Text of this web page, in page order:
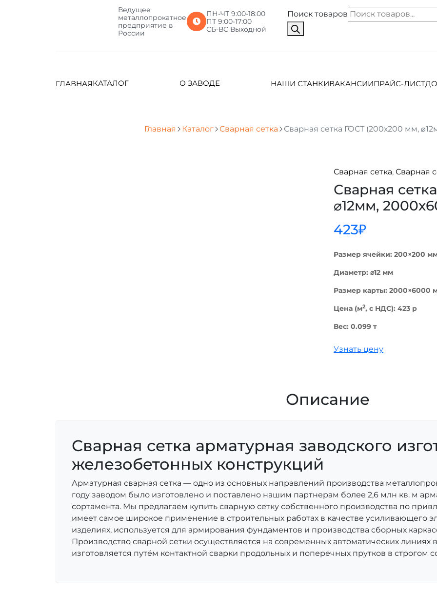
Ведущее
металлопрокатное
предприятие в
России
ПН-ЧТ 9:00-18:00
ПТ 9:00-17:00
СБ-ВС Выходной
Поиск товаров
ГЛАВНАЯКАТАЛОГ О ЗАВОДЕ НАШИ СТАНКИВАКАНСИИПРАЙС-ЛИСТ
Главная Каталог Сварная сетка Сварная сетка ГОСТ (200х200 мм,
Сварная сетка, Сварная
Сварная
⌀12мм,
423₽
Размер ячейки: 200×200
Диаметр: ⌀12 мм
Размер карты: 2000×6000
Цена (м2, с НДС): 423 p
Вес: 0.099 т
Узнать цену
Описание
Сварная сетка арматурная заводского
железобетонных конструкций
Арматурная сварная сетка — одно из основных направлений производства
году заводом было изготовлено и поставлено нашим партнерам более 2,6 млн кв. м
сортамента. Мы предлагаем купить сварную сетку собственного производства по
имеет самое широкое применение в строительных работах в качестве усиливающего
изделиях, используется для армирования фундаментов и производства сборных
Производство сварной сетки осуществляется на современных автоматических линиях
изготовляется путём контактной сварки продольных и поперечных прутков в строгом